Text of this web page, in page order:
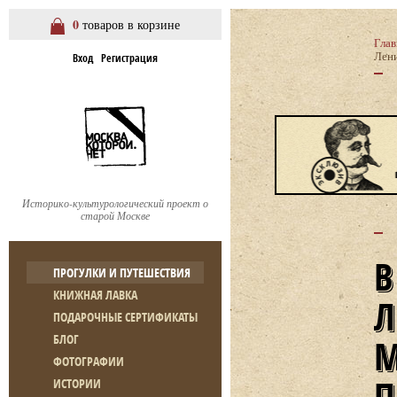
0 товаров в корзине
Вход Регистрация
Историко-культурологический проект о
старой Москве
ПРОГУЛКИ И ПУТЕШЕСТВИЯ
КНИЖНАЯ ЛАВКА
ПОДАРОЧНЫЕ СЕРТИФИКАТЫ
БЛОГ
ФОТОГРАФИИ
ИСТОРИИ